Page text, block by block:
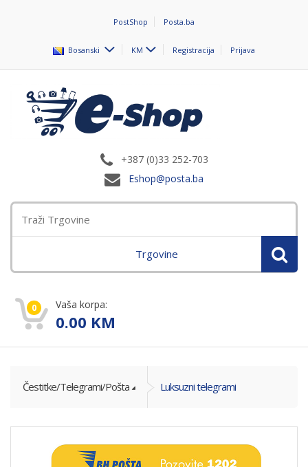
PostShop Posta.ba
Bosanski KM Registracija Prijava
+387 (0)33 252-703
Eshop@posta.ba
Trgovine
0 Vaša korpa:
0.00 KM
Čestitke/Telegrami/Pošta Luksuzni telegrami